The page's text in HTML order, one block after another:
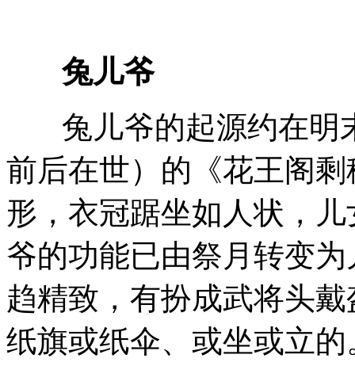
兔儿爷
兔儿爷的起源约在明
前后在世）的《花王阁
形，衣冠踞坐如人状，
爷的功能已由祭月转变
趋精致，有扮成武将头
纸旗或纸伞、或坐或立